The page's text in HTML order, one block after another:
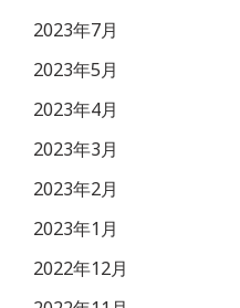
2023年7月
2023年5月
2023年4月
2023年3月
2023年2月
2023年1月
2022年12月